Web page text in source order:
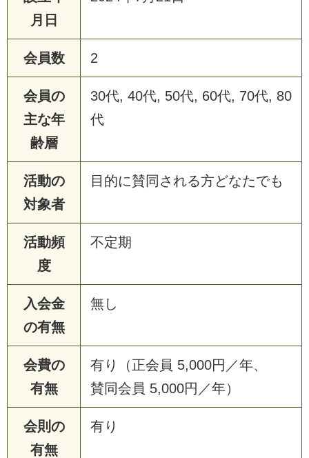
月日
会員数 2
会員の
主な年
齢層
30代, 40代, 50代, 60代, 70代, 80
代
活動の
対象者
目的に賛同される方どなたでも
活動頻
度
不定期
入会金
の有無
無し
会費の
有無
有り（正会員 5,000円／年、
賛同会員 5,000円／年）
会則の
有無
有り